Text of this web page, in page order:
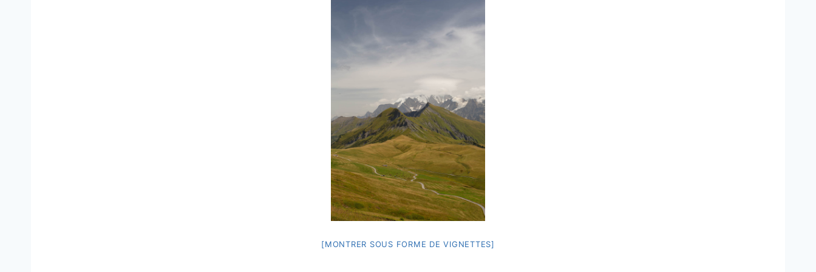
[MONTRER SOUS FORME DE VIGNETTES]